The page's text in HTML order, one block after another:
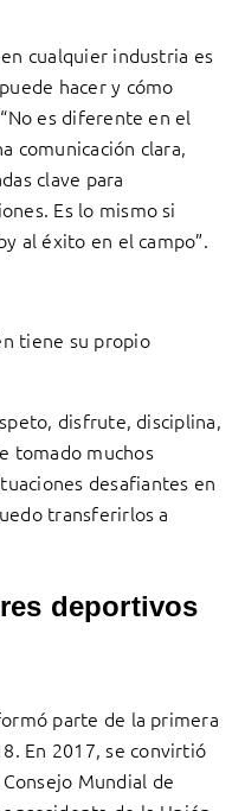
cualquier industria es
hacer y cómo
es diferente en el
comunicación clara,
clave para
Es lo mismo si
al éxito en el campo”.
tiene su propio
disfrute, disciplina,
tomado muchos
desafiantes en
transferirlos a
deportivos
parte de la primera
En 2017, se convirtió
Mundial de